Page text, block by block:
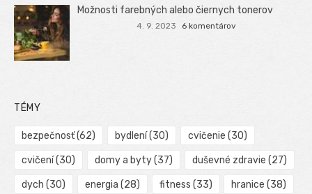
Možnosti farebných alebo čiernych tonerov
4. 9. 2023 6 komentárov
TÉMY
bezpečnosť(62) bydlení(30) cvičenie (30)
cvičení(30) domy a byty(37) duševné zdravie (27)
dych (30) energia (28) fitness (33) hranice (38)